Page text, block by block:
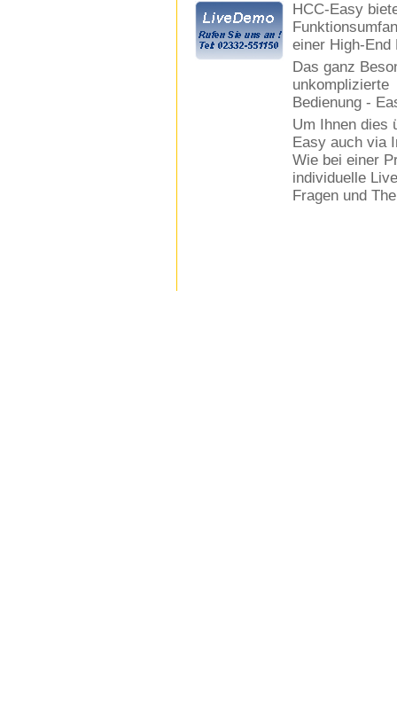
HCC-Easy
einer High-End
Das ganz
unkomplizierte
Bedienung -
Um Ihnen dies
Easy auch via
Wie bei einer
individuelle
Fragen und